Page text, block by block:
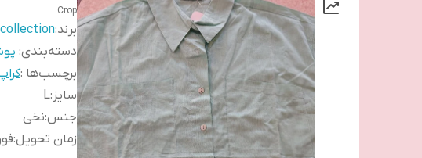
Crop
برند:
دسته‌بندی:
برچسب‌ها :
سایز :
L
جنس:نخی
زمان تحویل: